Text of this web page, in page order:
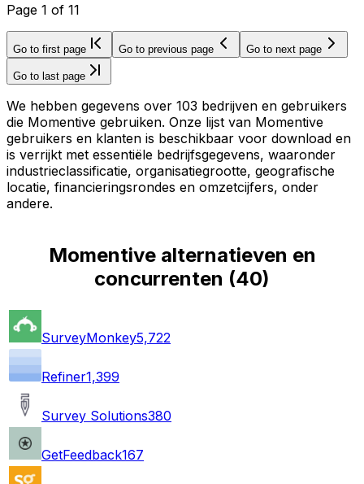
Page 1 of 11
Go to first page Go to previous page Go to next page
Go to last page
We hebben gegevens over 103 bedrijven en gebruikers
die Momentive gebruiken. Onze lijst van Momentive
gebruikers en klanten is beschikbaar voor download en
is verrijkt met essentiële bedrijfsgegevens, waaronder
industrieclassificatie, organisatiegrootte, geografische
locatie, financieringsrondes en omzetcijfers, onder
andere.
Momentive alternatieven en
concurrenten (40)
SurveyMonkey5,722
Refiner1,399
Survey Solutions380
GetFeedback167